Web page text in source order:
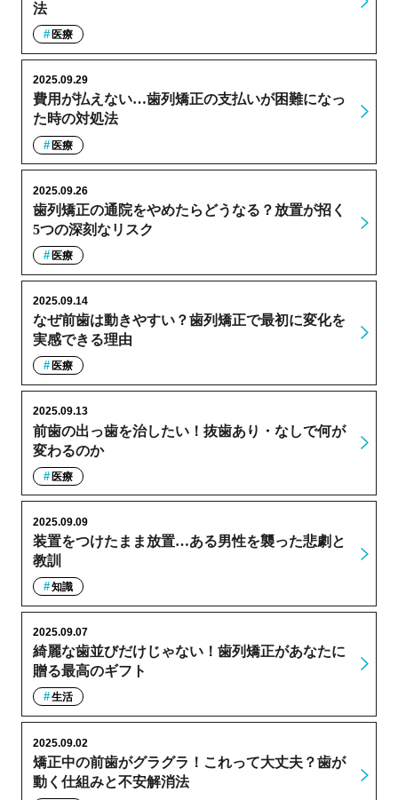
法
医療
費用が払えない…歯列矯正の支払いが困難になっ
た時の対処法
2025.09.29
医療
歯列矯正の通院をやめたらどうなる？放置が招く
5つの深刻なリスク
2025.09.26
医療
なぜ前歯は動きやすい？歯列矯正で最初に変化を
実感できる理由
2025.09.14
医療
前歯の出っ歯を治したい！抜歯あり・なしで何が
変わるのか
2025.09.13
医療
装置をつけたまま放置…ある男性を襲った悲劇と
教訓
2025.09.09
知識
綺麗な歯並びだけじゃない！歯列矯正があなたに
贈る最高のギフト
2025.09.07
生活
矯正中の前歯がグラグラ！これって大丈夫？歯が
動く仕組みと不安解消法
2025.09.02